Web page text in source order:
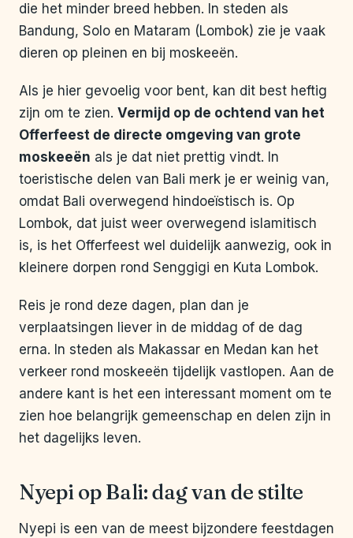
die het minder breed hebben. In steden als
Bandung, Solo en Mataram (Lombok) zie je vaak
dieren op pleinen en bij moskeeën.
Als je hier gevoelig voor bent, kan dit best heftig
zijn om te zien. Vermijd op de ochtend van het
Offerfeest de directe omgeving van grote
moskeeën als je dat niet prettig vindt. In
toeristische delen van Bali merk je er weinig van,
omdat Bali overwegend hindoeïstisch is. Op
Lombok, dat juist weer overwegend islamitisch
is, is het Offerfeest wel duidelijk aanwezig, ook in
kleinere dorpen rond Senggigi en Kuta Lombok.
Reis je rond deze dagen, plan dan je
verplaatsingen liever in de middag of de dag
erna. In steden als Makassar en Medan kan het
verkeer rond moskeeën tijdelijk vastlopen. Aan de
andere kant is het een interessant moment om te
zien hoe belangrijk gemeenschap en delen zijn in
het dagelijks leven.
Nyepi op Bali: dag van de stilte
Nyepi is een van de meest bijzondere feestdagen